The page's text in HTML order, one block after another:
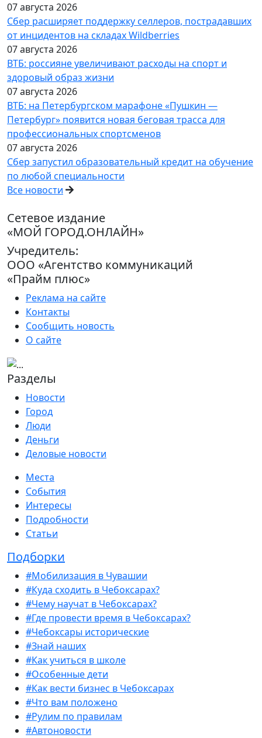
07 августа 2026
Сбер расширяет поддержку селлеров, пострадавших
от инцидентов на складах Wildberries
07 августа 2026
ВТБ: россияне увеличивают расходы на спорт и
здоровый образ жизни
07 августа 2026
ВТБ: на Петербургском марафоне «Пушкин —
Петербург» появится новая беговая трасса для
профессиональных спортсменов
07 августа 2026
Сбер запустил образовательный кредит на обучение
по любой специальности
Все новости
Сетевое издание
«МОЙ ГОРОД.ОНЛАЙН»
Учредитель:
ООО «Агентство коммуникаций
«Прайм плюс»
Реклама на сайте
Контакты
Сообщить новость
О сайте
Разделы
Новости
Город
Люди
Деньги
Деловые новости
Места
События
Интересы
Подробности
Статьи
Подборки
#Мобилизация в Чувашии
#Куда сходить в Чебоксарах?
#Чему научат в Чебоксарах?
#Где провести время в Чебоксарах?
#Чебоксары исторические
#Знай наших
#Как учиться в школе
#Особенные дети
#Как вести бизнес в Чебоксарах
#Что вам положено
#Рулим по правилам
#Автоновости